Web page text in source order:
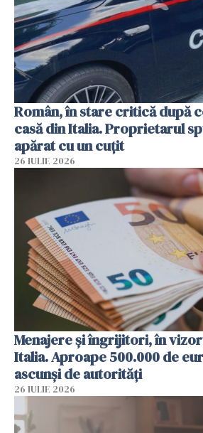
Român, în stare critică după
casă din Italia. Proprietarul
apărat cu un cuțit
26 IULIE 2026
Menajere și îngrijitori, în
Italia. Aproape 500.000 de
ascunși de autorități
26 IULIE 2026